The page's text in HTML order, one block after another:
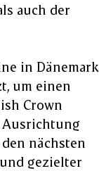
auch der
in Dänemark
um einen
Crown
Ausrichtung
nächsten
gezielter